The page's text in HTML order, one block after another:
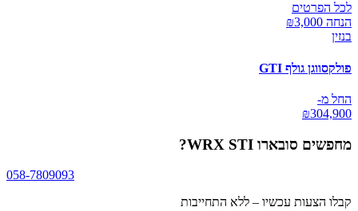
לכל הפרטים
הנחה ₪ 3,000
בנזין
פולקסווגן גולף GTI
החל מ-
₪304,900
מחפשים סובארו WRX STI ?
058-7809093
קבלו הצעות עכשיו – ללא התחייבות